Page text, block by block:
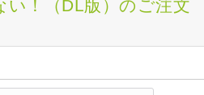
い！（DL版）のご注文